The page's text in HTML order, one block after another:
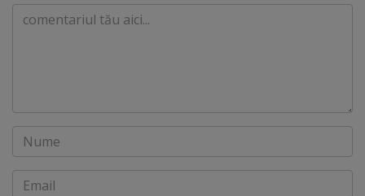
Comentariu
Nume
Email